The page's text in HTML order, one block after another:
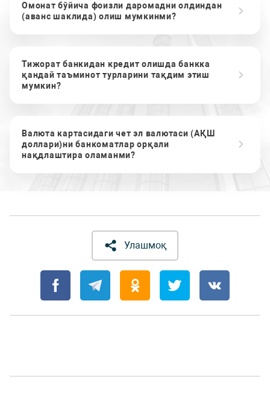
Омонат бўйича фоизли даромадни олдиндан
(аванс шаклида) олиш мумкинми?
Тижорат банкидан кредит олишда банкка
қандай таъминот турларини тақдим этиш
мумкин?
Валюта картасидаги чет эл валютаси (АҚШ
доллари)ни банкоматлар орқали
нақдлаштира оламанми?
Улашмоқ